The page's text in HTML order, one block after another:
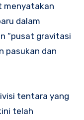
menyatakan
dalam
“pusat gravitasi
pasukan dan
tentara yang
telah